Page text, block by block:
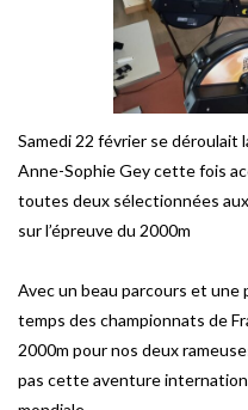
Samedi 22 février se déroulait
Anne-Sophie Gey cette fois
toutes deux sélectionnées
sur l’épreuve du 2000m
Avec un beau parcours et
temps des championnats de
2000m pour nos deux
pas cette aventure